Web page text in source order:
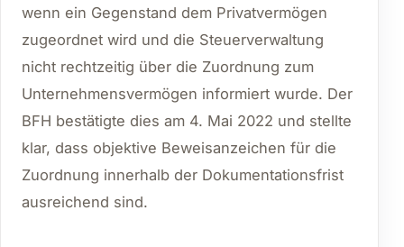
wenn ein Gegenstand dem Privatvermögen
zugeordnet wird und die Steuerverwaltung
nicht rechtzeitig über die Zuordnung zum
Unternehmensvermögen informiert wurde. Der
BFH bestätigte dies am 4. Mai 2022 und stellte
klar, dass objektive Beweisanzeichen für die
Zuordnung innerhalb der Dokumentationsfrist
ausreichend sind.